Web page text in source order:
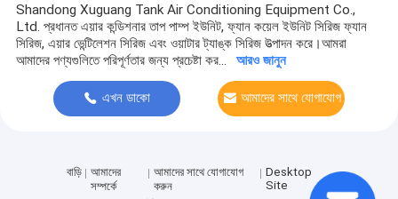
Shandong Xuguang Tank Air Conditioning Equipment Co.,
Ltd. প্রধানত এয়ার কন্ডিশনার তাপ পাম্প ইউনিট, ফ্যান কয়েল ইউনিট সিরিজ ফ্যান
সিরিজ, এয়ার ভেন্টিলেশন সিরিজ এবং ওয়াটার ট্যাঙ্ক সিরিজ উত্পাদন করে।আমরা
আমাদের পণ্যগুলিতে পরিপূর্ণতার জন্য প্রচেষ্টা কর...
আরও জানুন
এখন ডাকো আমাদের সাথে যোগাযোগ
বাড়ি
আমাদের
সম্পর্কে
আমাদের সাথে যোগাযোগ
করুন
Desktop
Site